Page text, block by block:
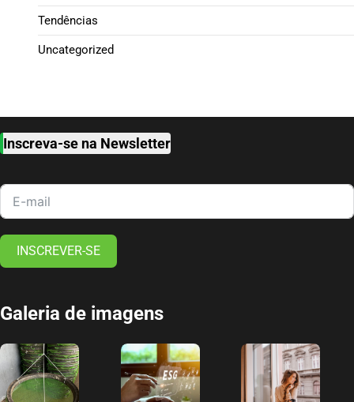
Tendências
Uncategorized
Inscreva-se na Newsletter
INSCREVER-SE
Galeria de imagens